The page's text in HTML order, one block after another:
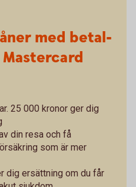
med betal-
25 000 kronor ger dig
din resa och få
som är mer
dig ersättning om du får